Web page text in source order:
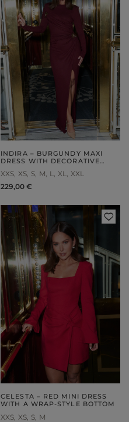
INDIRA – BURGUNDY MAXI
DRESS WITH DECORATIVE
XXS XS S M L XL XXL
229,00 €
CELESTA – RED MINI DRESS
WITH A WRAP-STYLE BOTTOM
XXS XS S M